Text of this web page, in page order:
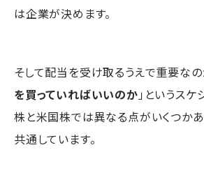
は企業が決めます。
そして配当を受け取るうえで重要なの
を買っていればいいのか 」というス
株と米国株では異なる点がいくつか
共通しています。